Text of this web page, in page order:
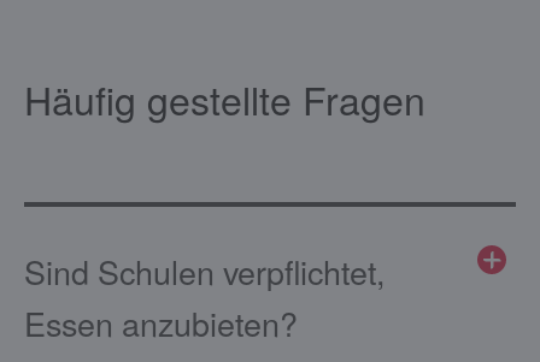
Häufig gestellte Fragen
Sind Schulen verpflichtet,
Essen anzubieten?